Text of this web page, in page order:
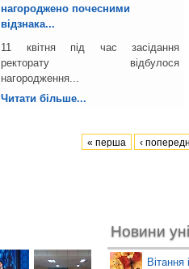
нагороджено почесними
відзнака...
11 квітня під час засідання
ректорату відбулося
нагородження...
Читати більше...
« перша ‹
Новини
Вітання